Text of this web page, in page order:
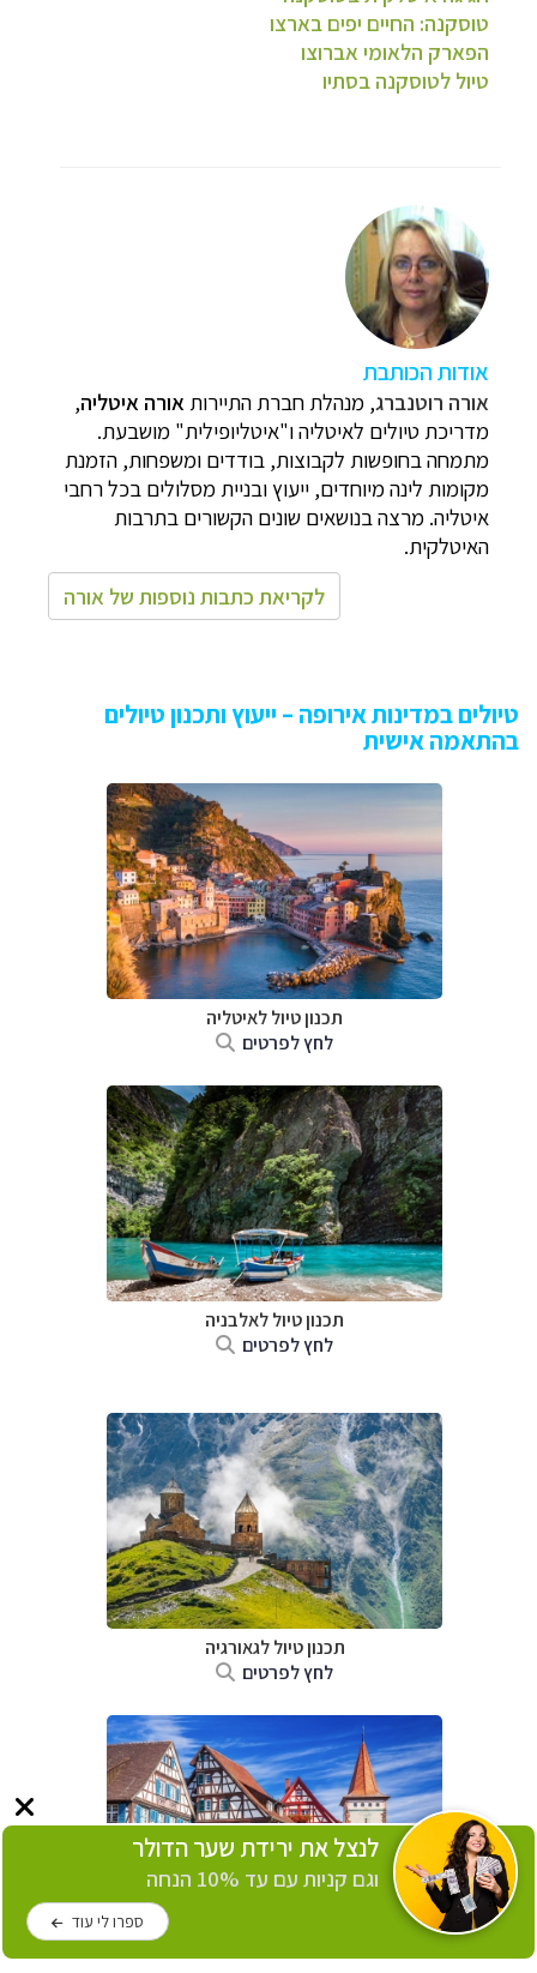
טוסקנה: החיים יפים בארצו
הפארק הלאומי אברוצו
טיול לטוסקנה בסתיו
אודות הכותבת
אורה רוטנברג, מנהלת חברת התיירות אורה איטליה,
מדריכת טיולים לאיטליה ו"איטליופילית" מושבעת.
מתמחה בחופשות לקבוצות, בודדים ומשפחות, הזמנת
מקומות לינה מיוחדים, ייעוץ ובניית מסלולים בכל רחבי
איטליה. מרצה בנושאים שונים הקשורים בתרבות
האיטלקית.
לקריאת כתבות נוספות של אורה
טיולים במדינות אירופה – ייעוץ ותכנון טיולים
בהתאמה אישית
תכנון טיול לאיטליה
לחץ לפרטים
תכנון טיול לאלבניה
לחץ לפרטים
תכנון טיול לגאורגיה
לחץ לפרטים
לנצל את ירידת שער הדולר
וגם קניות עם עד 10% הנחה
ספרו לי עוד